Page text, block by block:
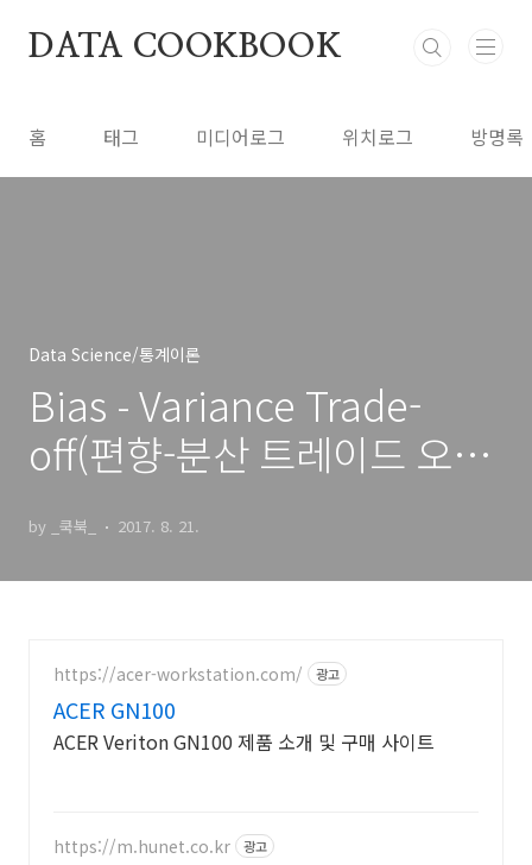
DATA COOKBOOK
홈 태그 미디어로그 위치로그 방명록
Data Science/통계이론
Bias - Variance Trade-
off(편향-분산 트레이드 오프)
정도 이해 :: Data 쿡북
by _쿡북_ 2017. 8. 21.
https://acer-workstation.com/ 광고
ACER GN100
ACER Veriton GN100 제품 소개 및 구매 사이트
https://m.hunet.co.kr 광고